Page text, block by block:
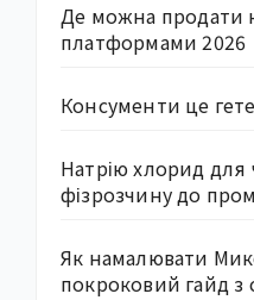
Де можна продати
платформами 2026
Консументи це
Натрію хлорид для
фізрозчину до
Як намалювати
покроковий гайд з